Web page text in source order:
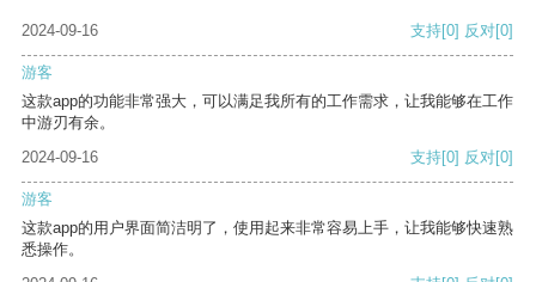
2024-09-16 支持[0] 反对[0]
游客
这款app的功能非常强大，可以满足我所有的工作需求，让我能够在工作
中游刃有余。
2024-09-16
支持[0] 反对[0]
游客
这款app的用户界面简洁明了，使用起来非常容易上手，让我能够快速熟
悉操作。